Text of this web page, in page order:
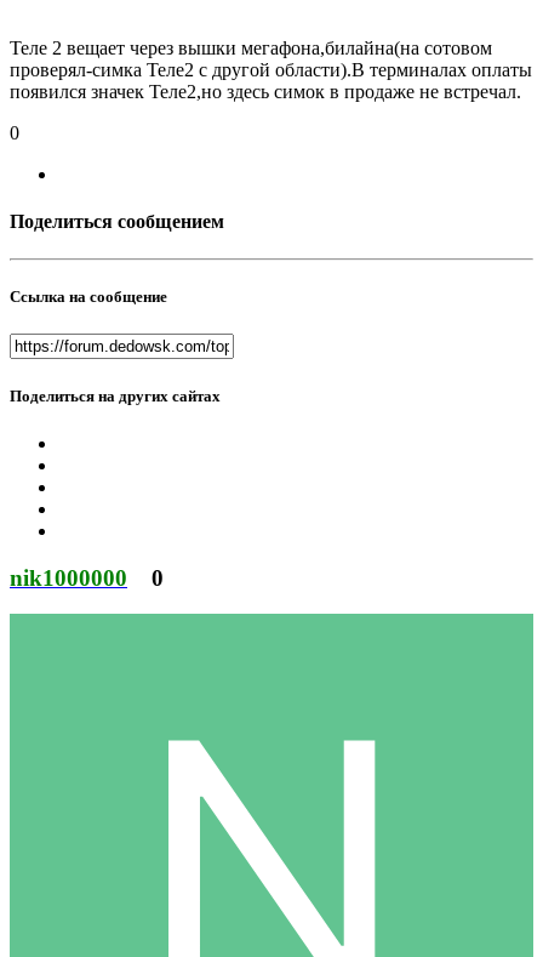
Теле 2 вещает через вышки мегафона,билайна(на сотовом
проверял-симка Теле2 с другой области).В терминалах оплаты
появился значек Теле2,но здесь симок в продаже не встречал.
0
Поделиться сообщением
Ссылка на сообщение
Поделиться на других сайтах
nik1000000 0